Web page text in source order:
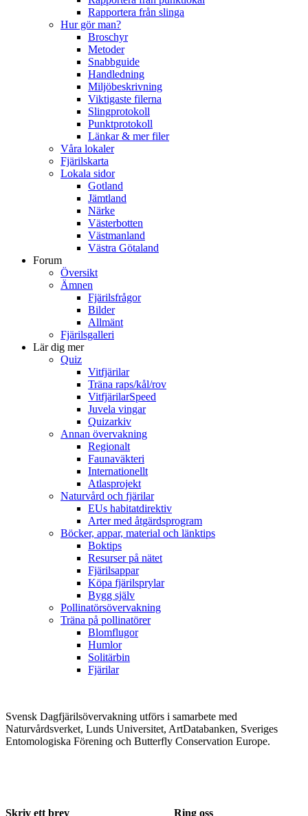
Rapportera från slinga
Hur gör man?
Broschyr
Metoder
Snabbguide
Handledning
Miljöbeskrivning
Viktigaste filerna
Slingprotokoll
Punktprotokoll
Länkar & mer filer
Våra lokaler
Fjärilskarta
Lokala sidor
Gotland
Jämtland
Närke
Västerbotten
Västmanland
Västra Götaland
Forum
Översikt
Ämnen
Fjärilsfrågor
Bilder
Allmänt
Fjärilsgalleri
Lär dig mer
Quiz
Vitfjärilar
Träna raps/kål/rov
VitfjärilarSpeed
Juvela vingar
Quizarkiv
Annan övervakning
Regionalt
Faunaväkteri
Internationellt
Atlasprojekt
Naturvård och fjärilar
EUs habitatdirektiv
Arter med åtgärdsprogram
Böcker, appar, material och länktips
Boktips
Resurser på nätet
Fjärilsappar
Köpa fjärilsprylar
Bygg själv
Pollinatörsövervakning
Träna på pollinatörer
Blomflugor
Humlor
Solitärbin
Fjärilar
Svensk Dagfjärilsövervakning utförs i samarbete med
Naturvårdsverket, Lunds Universitet, ArtDatabanken, Sveriges
Entomologiska Förening och Butterfly Conservation Europe.
Skriv ett brev Ring oss